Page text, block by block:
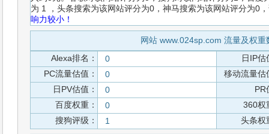
为 1 ，头条搜索为该网站评分为0，神马搜索为该网站评分为0
响力较小！
网站 www.024sp.com 流量及权重
Alexa排名：
0
日IP估
PC流量估值：
0
移动流量估
日PV估值：
0
PR
百度权重：
0
360权
搜狗评级：
1 头条权